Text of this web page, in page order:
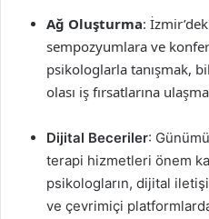
Ağ Oluşturma:
sempozyumlara ve
psikologlarla tanışmak,
olası iş fırsatlarına
Dijital Beceriler:
terapi hizmetleri önem
psikologların, dijital
ve çevrimiçi